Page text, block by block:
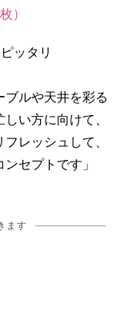
）
ッタリ
ルや天井を彩る
い方に向けて、
レッシュして、
セプトです」
ます